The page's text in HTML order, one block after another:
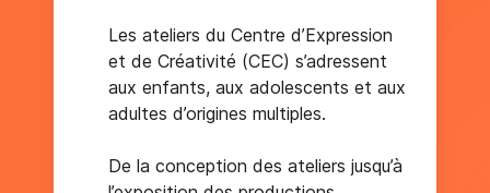
Les ateliers du Centre d’Expression
et de Créativité (CEC) s’adressent
aux enfants, aux adolescents et aux
adultes d’origines multiples.
De la conception des ateliers jusqu’à